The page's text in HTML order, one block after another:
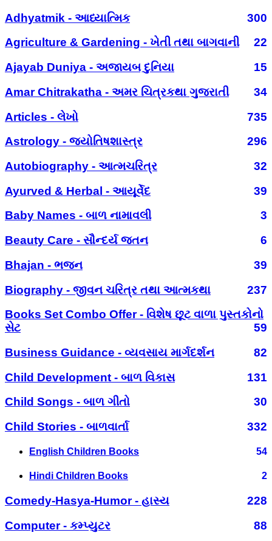
Adhyatmik - આધ્યાત્મિક
300
Agriculture & Gardening - ખેતી તથા બાગવાની
22
Ajayab Duniya - અજાયબ દુનિયા
15
Amar Chitrakatha - અમર ચિત્રકથા ગુજરાતી
34
Articles - લેખો
735
Astrology - જ્યોતિષશાસ્ત્ર
296
Autobiography - આત્મચરિત્ર
32
Ayurved & Herbal - આયૂર્વેદ
39
Baby Names - બાળ નામાવલી
3
Beauty Care - સૌન્દર્ય જતન
6
Bhajan - ભજન
39
Biography - જીવન ચરિત્ર તથા આત્મકથા
237
Books Set Combo Offer - વિશેષ છૂટ વાળા પુસ્તકોનો
સેટ
59
Business Guidance - વ્યવસાય માર્ગદર્શન
82
Child Development - બાળ વિકાસ
131
Child Songs - બાળ ગીતો
30
Child Stories - બાળવાર્તા
332
English Children Books 54
Hindi Children Books 2
Comedy-Hasya-Humor - હાસ્ય
228
Computer - કમ્પ્યુટર
88